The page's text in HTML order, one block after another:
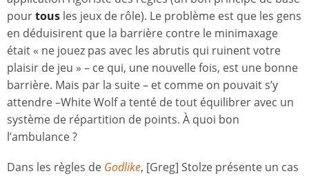
pourtous les jeux de rôle). Le problème est que les gens
en déduisirent que la barrière contre le minimaxage
était « ne jouez pas avec les abrutis qui ruinent votre
plaisir de jeu » – ce qui, une nouvelle fois, est une bonne
barrière. Mais par la suite – et comme on pouvait s’y
attendre –White Wolf a tenté de tout équilibrer avec un
système de répartition de points. À quoi bon
l’ambulance ?
Dans les règles de Godlike, [Greg] Stolze présente un cas